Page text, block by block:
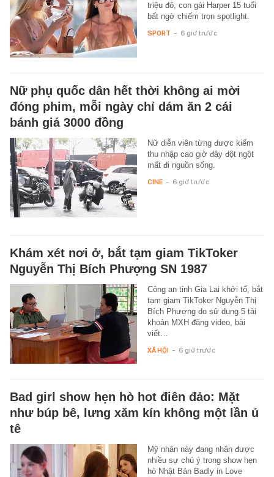
triệu đô, con gái Harper 15 tuổi
bất ngờ chiếm trọn spotlight.
SPORT - 6 giờ trước
Nữ phụ quốc dân hết thời không ai mời
đóng phim, mỗi ngày chỉ dám ăn 2 cái
bánh giá 3000 đồng
Nữ diễn viên từng được kiếm
thu nhập cao giờ đây đột ngột
mất đi nguồn sống.
CINE - 6 giờ trước
Khám xét nơi ở, bắt tạm giam TikToker
Nguyễn Thị Bích Phượng SN 1987
Công an tỉnh Gia Lai khởi tố, bắt
tạm giam TikToker Nguyễn Thị
Bích Phượng do sử dụng 5 tài
khoản MXH đăng video, bài
viết…
XÃ HỘI - 6 giờ trước
Bad girl show hẹn hò hot điên đảo: Mặt
như búp bê, lưng xăm kín không một lần ủ
tê
Mỹ nhân này đang nhận được
nhiều sự chú ý trong show hẹn
hò Nhật Bản Badly in Love